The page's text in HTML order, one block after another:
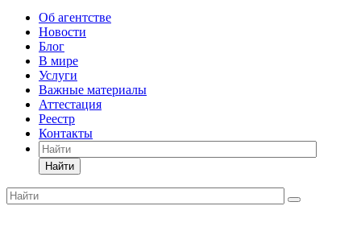
Об агентстве
Новости
Блог
В мире
Услуги
Важные материалы
Аттестация
Реестр
Контакты
Найти